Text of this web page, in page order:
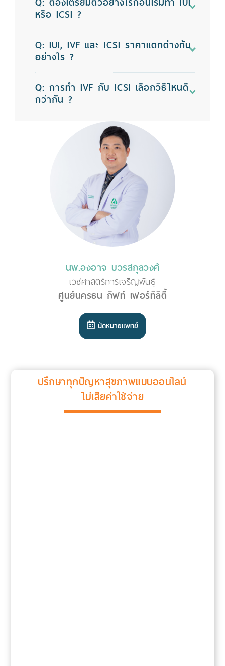
หรือ ICSI ?
Q: IUI, IVF และ ICSI ราคาแตกต่างกัน
อย่างไร ?
Q: การทำ IVF กับ ICSI เลือกวิธีไหนดี
กว่ากัน ?
นพ.องอาจ บวรสกุลวงศ์
เวชศาสตร์การเจริญพันธุ์
ศูนย์นครธน กิฟท์ เฟอร์ทิลิตี้
นัดหมายแพทย์
ปรึกษาทุกปัญหาสุขภาพแบบออนไลน์
ไม่เสียค่าใช้จ่าย